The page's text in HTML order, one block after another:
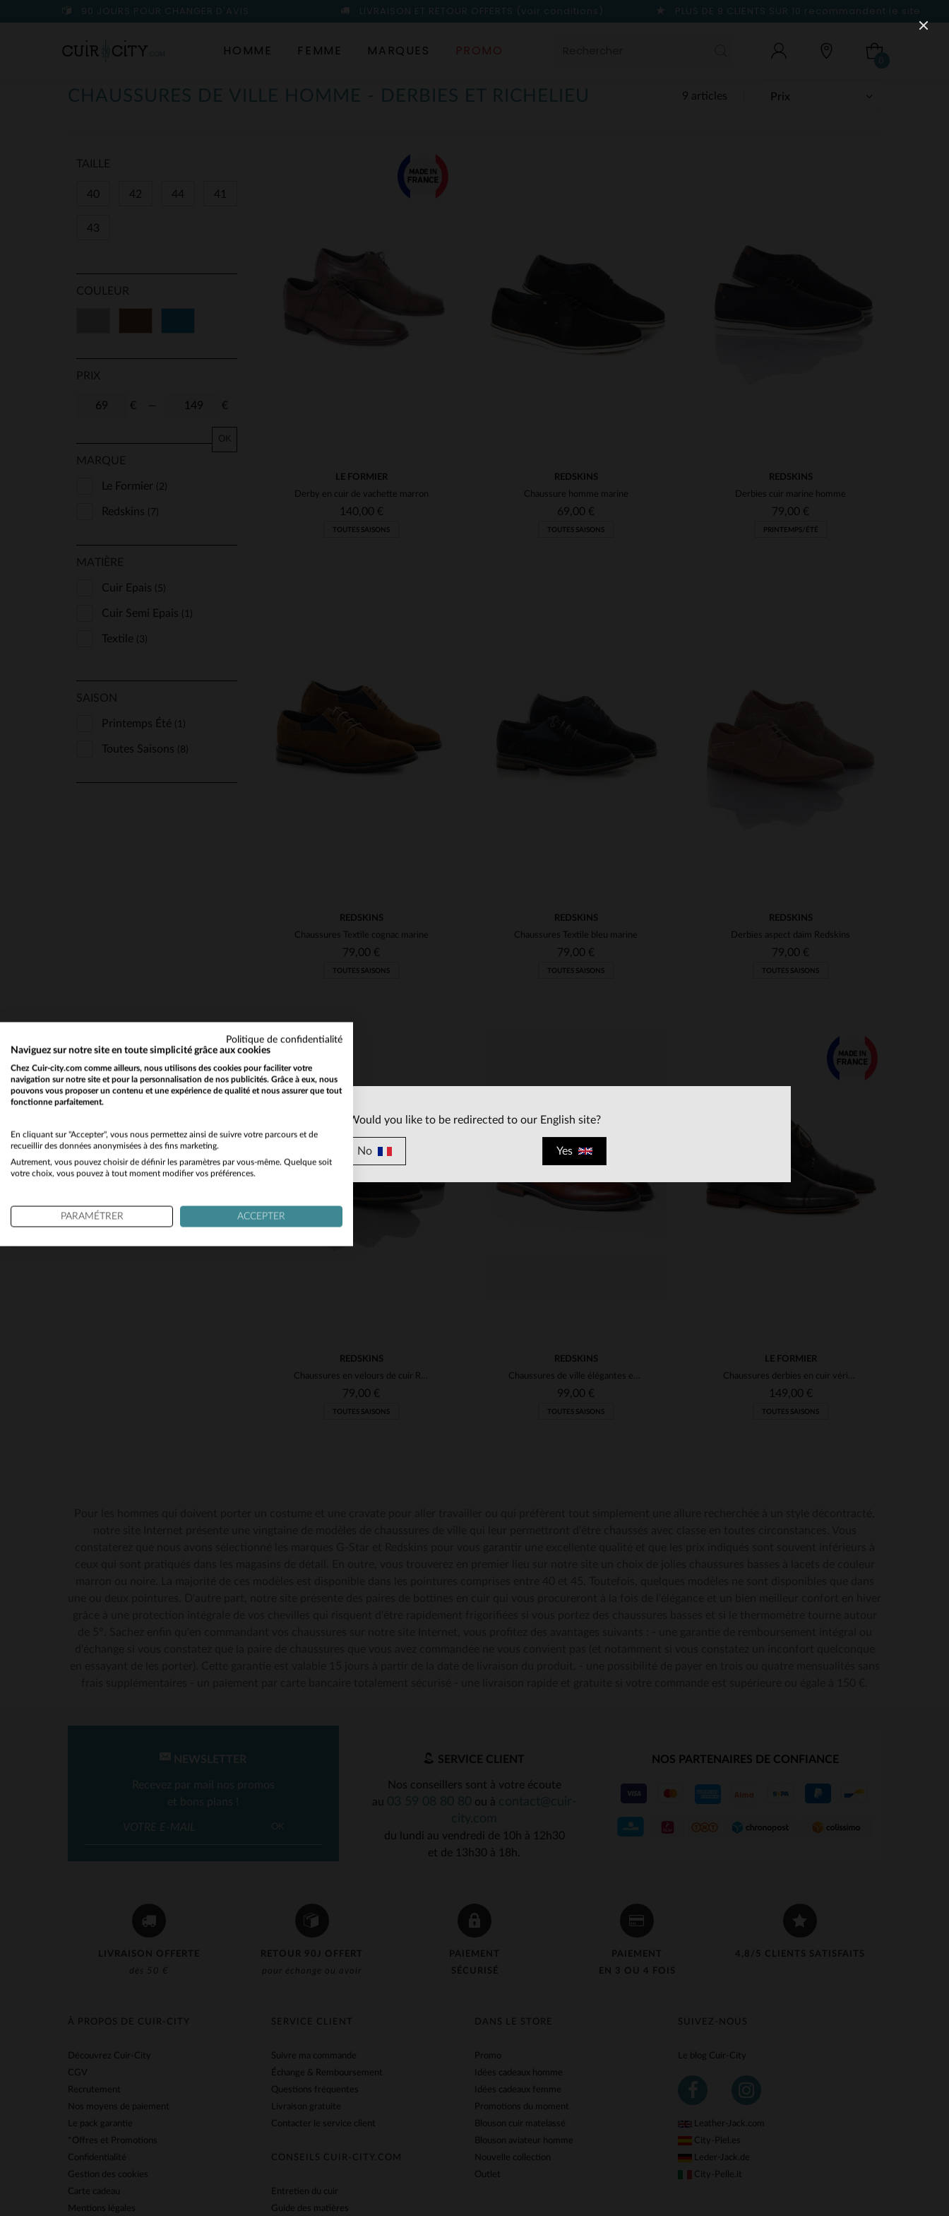
90 JOURS POUR CHANGER D'AVIS LIVRAISON ET RETOUR OFFERTS (voir conditions) PLUS DE 9 CLIENTS SUR 10 recommandent le site
HOMME FEMME MARQUES PROMO
0
9 articles
CHAUSSURES DE VILLE HOMME - DERBIES ET RICHELIEU
TAILLE
40 42 44 41
43
COULEUR
PRIX
€ €
OK
MARQUE
Le Formier (2)
Redskins (7)
MATIÈRE
Cuir Epais (5)
Cuir Semi Epais (1)
Textile (3)
SAISON
Printemps Été (1)
Toutes Saisons (8)
40
LE FORMIER
Derby en cuir de vachette marron
140,00 €
TOUTES SAISONS
REDSKINS
Chaussure homme marine
69,00 €
TOUTES SAISONS
REDSKINS
Derbies cuir marine homme
79,00 €
PRINTEMPS/ÉTÉ
TAILLES DISPONIBLES
REDSKINS
Chaussures Textile cognac marine
79,00 €
TOUTES SAISONS
TAILLES DISPONIBLES
41
REDSKINS
Chaussures Textile bleu marine
79,00 €
TOUTES SAISONS
TAILLES DISPONIBLES
REDSKINS
Derbies aspect daim Redskins
79,00 €
TOUTES SAISONS
REDSKINS
Chaussures en velours de cuir Redskins Navy
79,00 €
TOUTES SAISONS
REDSKINS
Chaussures de ville élégantes en cuir
99,00 €
TOUTES SAISONS
LE FORMIER
Chaussures derbies en cuir véritable made in france
149,00 €
TOUTES SAISONS
LIVRAISON OFFERTE
dès 50 €
RETOUR 90J OFFERT
pour échange ou avoir
PAIEMENT
SÉCURISÉ
PAIEMENT
EN 3 OU 4 FOIS
4,8/5 CLIENTS SATISFAITS
NEWSLETTER
Recevez par mail nos promos
et bons plans !
OK
SERVICE CLIENT
Nos conseillers sont à votre écoute
au
ou à
du lundi au vendredi de 10h à 12h30
et de 13h30 à 18h.
NOS PARTENAIRES DE CONFIANCE
SUIVEZ-NOUS
Le blog Cuir-City
Leather-Jack.com
City-Piel.es
Leder-Jack.de
City-Pelle.it
SERVICE CLIENT
Suivre ma commande
Échange & Remboursement
Questions fréquentes
Livraison gratuite
Contacter le service client
CONSEILS CUIR-CITY.COM
Entretien du cuir
Guide des matières
DANS LE STORE
Promo
Idées cadeaux homme
Idées cadeaux femme
Promotions du moment
Blouson cuir matelassé
Blouson aviateur homme
Nouvelle collection
Outlet
À PROPOS DE CUIR-CITY
Découvrez Cuir-City
CGV
Recrutement
Nos moyens de paiement
Le pack garantie
*Offres et Promotions
Confidentialité
Gestion des cookies
Carte cadeau
Mentions légales
Would you like to be redirected to our English site?
No Yes
Politique de confidentialité
Naviguez sur notre site en toute simplicité grâce aux cookies
Chez Cuir-city.com comme ailleurs, nous utilisons des cookies pour faciliter votre
navigation sur notre site et pour la personnalisation de nos publicités. Grâce à eux, nous
pouvons vous proposer un contenu et une expérience de qualité et nous assurer que tout
fonctionne parfaitement.
En cliquant sur "Accepter", vous nous permettez ainsi de suivre votre parcours et de
recueillir des données anonymisées à des fins marketing.
Autrement, vous pouvez choisir de définir les paramètres par vous-même. Quelque soit
votre choix, vous pouvez à tout moment modifier vos préférences.
PARAMÉTRER ACCEPTER